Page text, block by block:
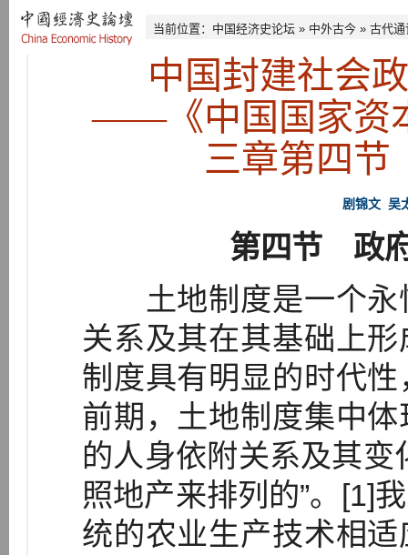
当前位置： 中国经济史论坛 » 中外古今 » 古代通
中国封建社会
——《中国国家资
三章第四节
剧锦文 吴
第四节 政
土地制度是一个永
关系及其在其基础上
制度具有明显的时代
前期，土地制度集中
的人身依附关系及其变
照地产来排列的”。[1]
统的农业生产技术相